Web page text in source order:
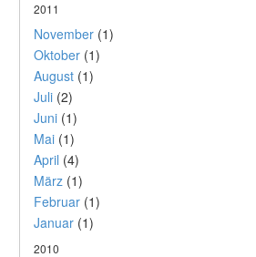
2011
November (1)
Oktober (1)
August (1)
Juli (2)
Juni (1)
Mai (1)
April (4)
März (1)
Februar (1)
Januar (1)
2010